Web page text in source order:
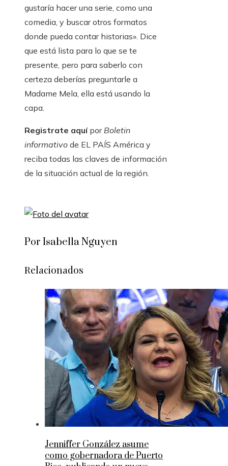
gustaría hacer una serie, como una
comedia, y buscar otros formatos
donde pueda contar historias». Dice
que está lista para lo que se te
presente, pero para saberlo con
certeza deberías preguntarle a
Madame Mela, ella está usando la
capa.
Registrate aquí porBoletin
informativo de EL PAÍS América y
reciba todas las claves de información
de la situación actual de la región.
Por Isabella Nguyen
Relacionados
Jenniffer González asume
como gobernadora de Puerto